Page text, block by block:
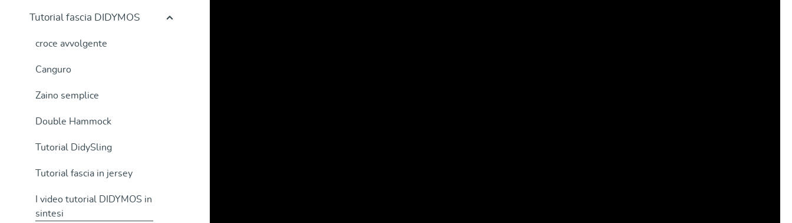
Tutorial fascia DIDYMOS
croce avvolgente
Canguro
Zaino semplice
Double Hammock
Tutorial DidySling
Tutorial fascia in jersey
I video tutorial DIDYMOS in
sintesi